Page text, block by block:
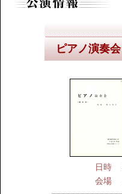
ピアノ演奏会
日時
会場